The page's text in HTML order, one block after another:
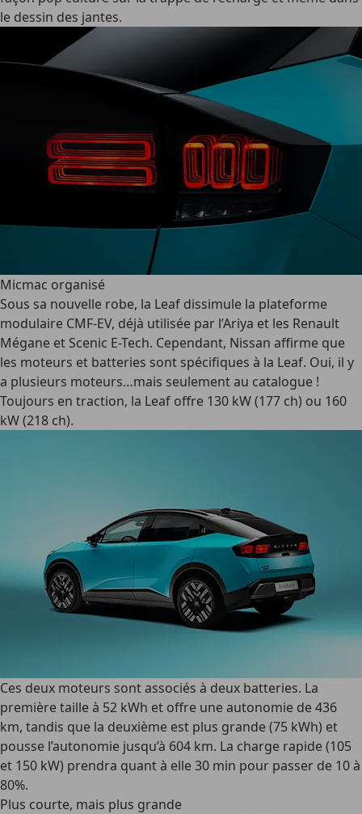
le dessin des jantes.
Micmac organisé
Sous sa nouvelle robe, la Leaf dissimule la plateforme
modulaire CMF-EV, déjà utilisée par l’Ariya et les Renault
Mégane et Scenic E-Tech. Cependant, Nissan affirme que
les moteurs et batteries sont spécifiques à la Leaf. Oui, il y
a plusieurs moteurs…mais seulement au catalogue !
Toujours en traction, la Leaf offre 130 kW (177 ch) ou 160
kW (218 ch).
Ces deux moteurs sont associés à deux batteries. La
première taille à 52 kWh et offre une autonomie de 436
km, tandis que la deuxième est plus grande (75 kWh) et
pousse l’autonomie jusqu’à 604 km. La charge rapide (105
et 150 kW) prendra quant à elle 30 min pour passer de 10 à
80%.
Plus courte, mais plus grande